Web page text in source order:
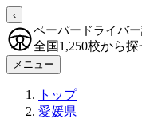
‹
ペーパードライバ
全国1,250校から探
メニュー
トップ
愛媛県